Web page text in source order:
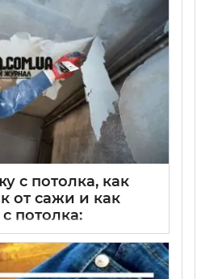
с потолка, как
от сажи и как
потолка:
чистки